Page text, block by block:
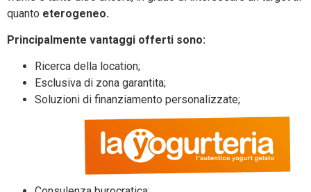
quanto eterogeneo.
Principalmente vantaggi offerti sono:
Ricerca della location;
Esclusiva di zona garantita;
Soluzioni di finanziamento personalizzate;